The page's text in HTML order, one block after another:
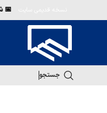
📅
جستجو